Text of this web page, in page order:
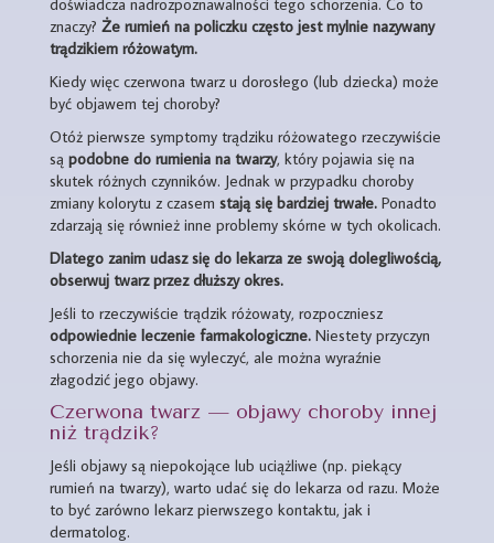
znaczy? Że rumień na policzku często jest mylnie nazywany
trądzikiem różowatym.
Kiedy więc czerwona twarz u dorosłego (lub dziecka) może
być objawem tej choroby?
Otóż pierwsze symptomy trądziku różowatego rzeczywiście
są podobne do rumienia na twarzy, który pojawia się na
skutek różnych czynników. Jednak w przypadku choroby
zmiany kolorytu z czasem stają się bardziej trwałe. Ponadto
zdarzają się również inne problemy skórne w tych okolicach.
Dlatego zanim udasz się do lekarza ze swoją dolegliwością,
obserwuj twarz przez dłuższy okres.
Jeśli to rzeczywiście trądzik różowaty, rozpoczniesz
odpowiednie leczenie farmakologiczne. Niestety przyczyn
schorzenia nie da się wyleczyć, ale można wyraźnie
złagodzić jego objawy.
Czerwona twarz — objawy choroby innej
niż trądzik?
Jeśli objawy są niepokojące lub uciążliwe (np. piekący
rumień na twarzy), warto udać się do lekarza od razu. Może
to być zarówno lekarz pierwszego kontaktu, jak i
dermatolog.